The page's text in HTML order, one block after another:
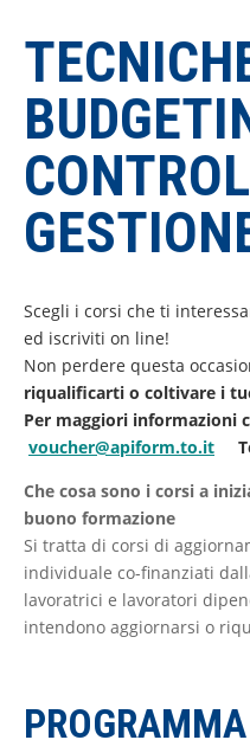
Scegli i corsi che ti
ed iscriviti on line!
Non perdere questa
riqualificarti o coltivare i
Per maggiori informazioni
voucher@apiform.to.it
Che cosa sono i corsi a
buono formazione
Si tratta di corsi di
individuale co-finanziati
lavoratrici e lavoratori
intendono aggiornarsi o